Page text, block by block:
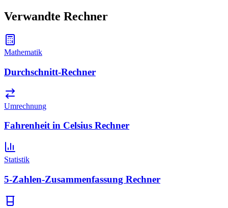
Verwandte Rechner
Mathematik
Durchschnitt-Rechner
Umrechnung
Fahrenheit in Celsius Rechner
Statistik
5-Zahlen-Zusammenfassung Rechner